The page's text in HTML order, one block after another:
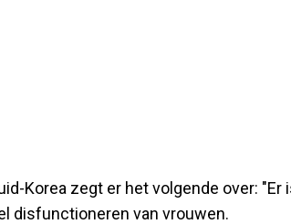
Korea zegt er het volgende over: "Er
disfunctioneren van vrouwen.